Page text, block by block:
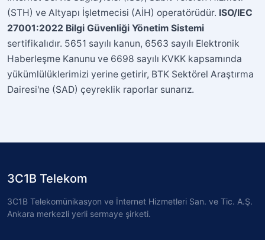
(STH) ve Altyapı İşletmecisi (AİH) operatörüdür. ISO/IEC
27001:2022 Bilgi Güvenliği Yönetim Sistemi
sertifikalıdır. 5651 sayılı kanun, 6563 sayılı Elektronik
Haberleşme Kanunu ve 6698 sayılı KVKK kapsamında
yükümlülüklerimizi yerine getirir, BTK Sektörel Araştırma
Dairesi'ne (SAD) çeyreklik raporlar sunarız.
3C1B Telekom
3C1B Telekomünikasyon ve İnternet Hizmetleri San. ve Tic. A.Ş.
Ankara merkezli yerli sermaye şirketi.